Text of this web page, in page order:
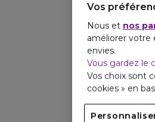
Vos
Nous et nos
améliorer votre
envies.
Vous gardez le
Vos choix sont
cookies » en